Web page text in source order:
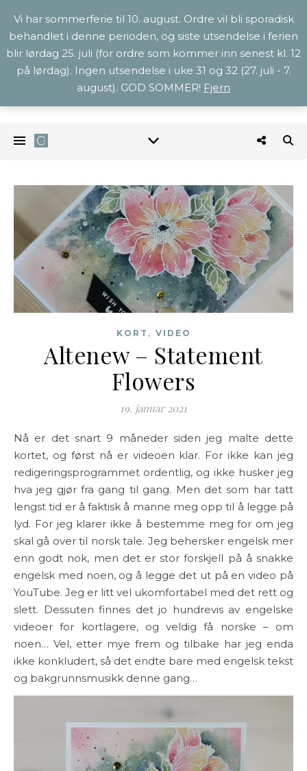
KORT , VIDEO
Altenew – Statement
Flowers
19. januar 2021
Nå er det snart 9 måneder siden jeg malte dette
kortet, og først nå er videoen klar. For ikke kan jeg
redigeringsprogrammet ordentlig, og ikke husker jeg
hva jeg gjør fra gang til gang. Men det som har tatt
lengst tid er å faktisk å manne meg opp til å legge på
lyd. For jeg klarer ikke å bestemme meg for om jeg
skal gå over til norsk tale. Jeg behersker engelsk mer
enn godt nok, men det er stor forskjell på å snakke
engelsk med noen, og å legge det ut på en video på
YouTube. Jeg er litt vel ukomfortabel med det rett og
slett. Dessuten finnes det jo hundrevis av engelske
videoer for kortlagere, og veldig få norske – om
noen… Vel, etter mye frem og tilbake har jeg enda
ikke konkludert, så det endte bare med engelsk tekst
og bakgrunnsmusikk denne gang…
Vi har sommerferie til 10. august. Ordre vil bli sporadisk
behandlet i denne perioden, og siste utsendelse i ferien
blir lørdag 25. juli (for ordre som kommer inn senest kl. 12
på lørdag). Ingen utsendelse i uke 31 og 32 (27. juli - 7.
august). GOD SOMMER! Fjern